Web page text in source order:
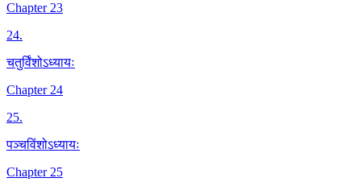
Chapter 23
24.
चतुर्विंशोऽध्यायः
Chapter 24
25.
पञ्चविंशोऽध्यायः
Chapter 25